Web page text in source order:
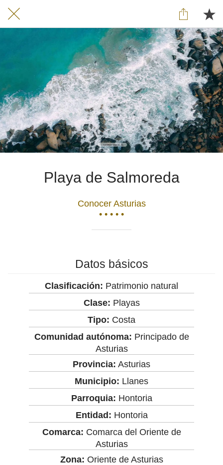
Playa de Salmoreda
Conocer Asturias
• • • • •
Datos básicos
Clasificación: Patrimonio natural
Clase: Playas
Tipo: Costa
Comunidad autónoma: Principado de
Asturias
Provincia: Asturias
Municipio: Llanes
Parroquia: Hontoria
Entidad: Hontoria
Comarca: Comarca del Oriente de
Asturias
Zona: Oriente de Asturias